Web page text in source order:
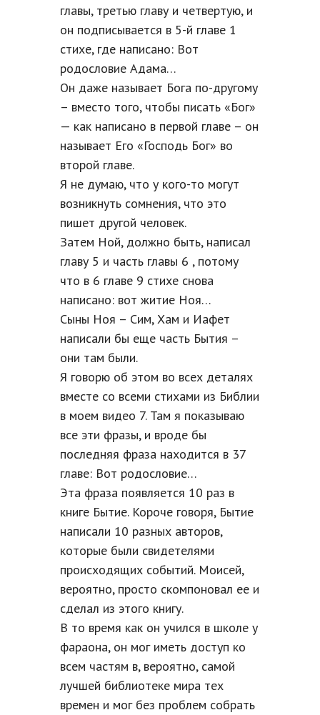
главы, третью главу и четвертую, и
он подписывается в 5-й главе 1
стихе, где написано: Вот
родословие Адама…
Он даже называет Бога по-другому
– вместо того, чтобы писать «Бог»
— как написано в первой главе – он
называет Его «Господь Бог» во
второй главе.
Я не думаю, что у кого-то могут
возникнуть сомнения, что это
пишет другой человек.
Затем Ной, должно быть, написал
главу 5 и часть главы 6 , потому
что в 6 главе 9 стихе снова
написано: вот житие Ноя…
Сыны Ноя – Сим, Хам и Иафет
написали бы еще часть Бытия –
они там были.
Я говорю об этом во всех деталях
вместе со всеми стихами из Библии
в моем видео 7. Там я показываю
все эти фразы, и вроде бы
последняя фраза находится в 37
главе: Вот родословие…
Эта фраза появляется 10 раз в
книге Бытие. Короче говоря, Бытие
написали 10 разных авторов,
которые были свидетелями
происходящих событий. Моисей,
вероятно, просто скомпоновал ее и
сделал из этого книгу.
В то время как он учился в школе у
фараона, он мог иметь доступ ко
всем частям в, вероятно, самой
лучшей библиотеке мира тех
времен и мог без проблем собрать